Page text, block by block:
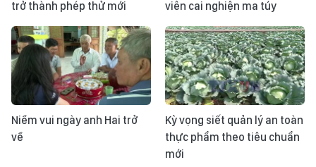
trở thành phép thử mới
viên cai nghiện ma túy
Niềm vui ngày anh Hai trở
về
Kỳ vọng siết quản lý an toàn
thực phẩm theo tiêu chuẩn
mới